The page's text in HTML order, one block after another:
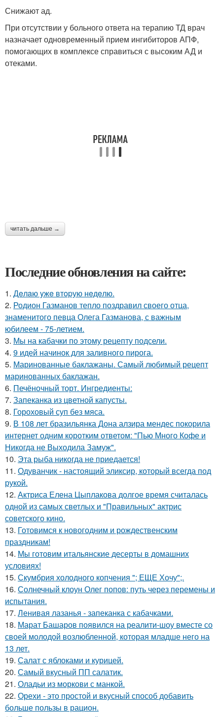
Снижают ад.
При отсутствии у больного ответа на терапию ТД врач
назначает одновременный прием ингибиторов АПФ,
помогающих в комплексе справиться с высоким АД и
отеками.
читать дальше →
Последние обновления на сайте:
1. Дeлaю yжe втopую нeдeлю.
2. Родион Газманов тепло поздравил своего отца,
знаменитого певца Олега Газманова, с важным
юбилеем - 75-летием.
3. Мы на кабачки по этому рецепту подсели.
4. 9 идей начинок для заливного пирога.
5. Маринованные баклажаны. Самый любимый рецепт
маринованных баклажан.
6. Печёночный торт. Ингредиенты:
7. Запеканка из цветной капусты.
8. Гороховый суп без мяса.
9. В 108 лет бразильянка Дона алзира мендес покорила
интернет одним коротким ответом: "Пью Много Кофе и
Никогда не Выходила Замуж".
10. Эта рыба никогда не приедается!
11. Одуванчик - настоящий эликсир, который всегда под
рукой.
12. Актриса Елена Цыплакова долгое время считалась
одной из самых светлых и "Правильных" актрис
советского кино.
13. Готовимся к новогодним и рождественским
праздникам!
14. Мы готовим итальянские десерты в домашних
условиях!
15. Скумбрия холодного копчения "; ЕЩЕ Хочу";.
16. Солнечный клоун Олег попов: путь через перемены и
испытания.
17. Ленивая лазанья - запеканка с кабачками.
18. Марат Башаров появился на реалити-шоу вместе со
своей молодой возлюбленной, которая младше него на
13 лет.
19. Салат с яблоками и курицей.
20. Самый вкусный ПП салатик.
21. Оладьи из моркови с манкой.
22. Орехи - это простой и вкусный способ добавить
больше пользы в рацион.